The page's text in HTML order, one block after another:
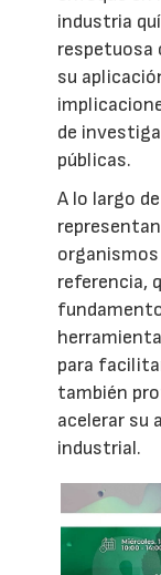
industria
respetuosa
su
de
públicas.
A lo largo
referencia,
para
también
acelerar su
industrial.